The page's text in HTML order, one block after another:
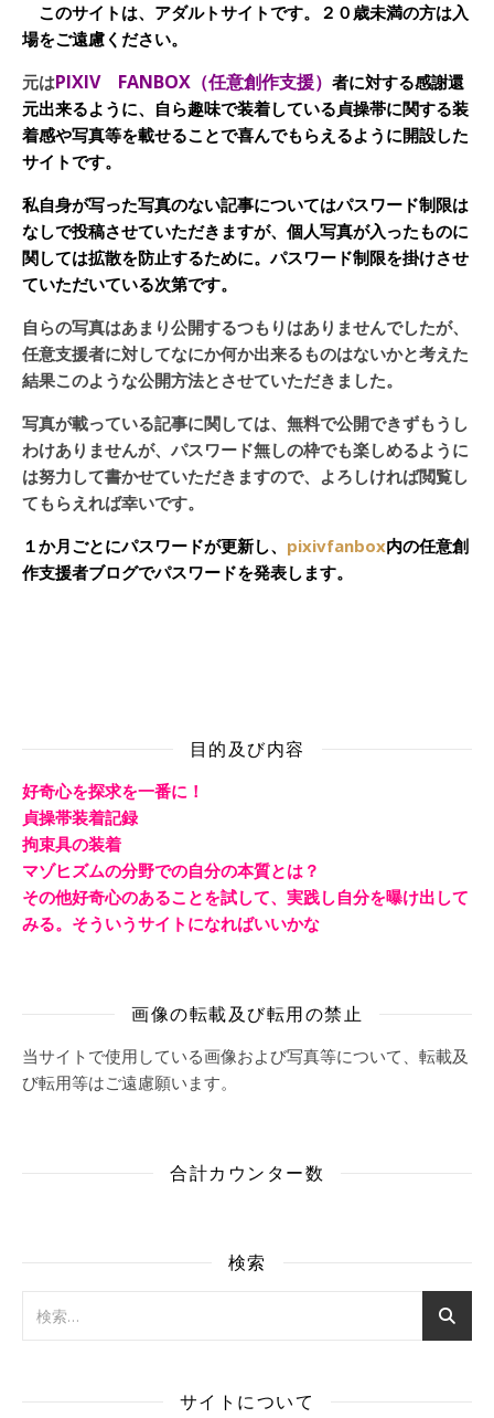
このサイトは、アダルトサイトです。２０歳未満の方は入
場をご遠慮ください。
元はPIXIV FANBOX（任意創作支援） 者に対する感謝還
元出来るように、自ら趣味で装着している貞操帯に関する装
着感や写真等を載せることで喜んでもらえるように開設した
サイトです。
私自身が写った写真のない記事についてはパスワード制限は
なしで投稿させていただきますが、個人写真が入ったものに
関しては拡散を防止するために。パスワード制限を掛けさせ
ていただいている次第です。
自らの写真はあまり公開するつもりはありませんでしたが、
任意支援者に対してなにか何か出来るものはないかと考えた
結果このような公開方法とさせていただきました。
写真が載っている記事に関しては、無料で公開できずもうし
わけありませんが、パスワード無しの枠でも楽しめるように
は努力して書かせていただきますので、よろしければ閲覧し
てもらえれば幸いです。
１か月ごとにパスワードが更新し、 pixivfanbox内の任意創
作支援者ブログでパスワードを発表します。
目的及び内容
好奇心を探求を一番に！
貞操帯装着記録
拘束具の装着
マゾヒズムの分野での自分の本質とは？
その他好奇心のあることを試して、実践し自分を曝け出して
みる。そういうサイトになればいいかな
画像の転載及び転用の禁止
当サイトで使用している画像および写真等について、転載及
び転用等はご遠慮願います。
合計カウンター数
検索
サイトについて